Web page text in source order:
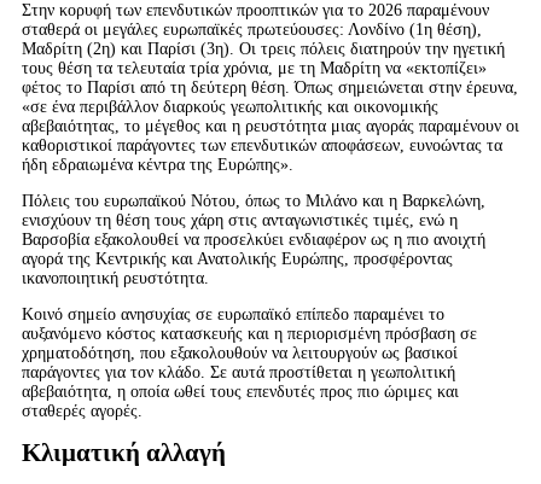
Στην κορυφή των επενδυτικών προοπτικών για το 2026 παραμένουν
σταθερά οι μεγάλες ευρωπαϊκές πρωτεύουσες: Λονδίνο (1η θέση),
Μαδρίτη (2η) και Παρίσι (3η). Οι τρεις πόλεις διατηρούν την ηγετική
τους θέση τα τελευταία τρία χρόνια, με τη Μαδρίτη να «εκτοπίζει»
φέτος το Παρίσι από τη δεύτερη θέση. Όπως σημειώνεται στην έρευνα,
«σε ένα περιβάλλον διαρκούς γεωπολιτικής και οικονομικής
αβεβαιότητας, το μέγεθος και η ρευστότητα μιας αγοράς παραμένουν οι
καθοριστικοί παράγοντες των επενδυτικών αποφάσεων, ευνοώντας τα
ήδη εδραιωμένα κέντρα της Ευρώπης».
Πόλεις του ευρωπαϊκού Νότου, όπως το Μιλάνο και η Βαρκελώνη,
ενισχύουν τη θέση τους χάρη στις ανταγωνιστικές τιμές, ενώ η
Βαρσοβία εξακολουθεί να προσελκύει ενδιαφέρον ως η πιο ανοιχτή
αγορά της Κεντρικής και Ανατολικής Ευρώπης, προσφέροντας
ικανοποιητική ρευστότητα.
Κοινό σημείο ανησυχίας σε ευρωπαϊκό επίπεδο παραμένει το
αυξανόμενο κόστος κατασκευής και η περιορισμένη πρόσβαση σε
χρηματοδότηση, που εξακολουθούν να λειτουργούν ως βασικοί
παράγοντες για τον κλάδο. Σε αυτά προστίθεται η γεωπολιτική
αβεβαιότητα, η οποία ωθεί τους επενδυτές προς πιο ώριμες και
σταθερές αγορές.
Κλιματική αλλαγή